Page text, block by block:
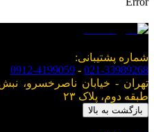
شماره پشتیبانی:
021-33989268
-
0912-4199059
تهران - خیابان ناصرخسرو،
طبقه دوم، پلاک ۲۳
بازگشت به بالا